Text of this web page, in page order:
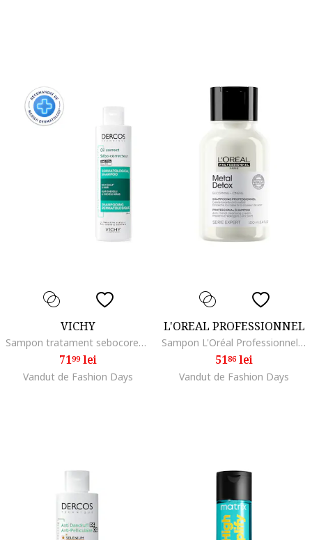
VICHY
Sampon tratament sebocorector Dercos pentru scalp cu exces de sebum, 200ml
7199lei
Vandut de Fashion Days
L'OREAL PROFESSIONNEL
Sampon L'Oréal Professionnel Serie Expert Metal Detox impotriva ruperii parului, mentine culoarea, pentru toate tipurile de par decolorat, colorat sau balayage, FARA SULFATI, 100 ml
5186lei
Vandut de Fashion Days